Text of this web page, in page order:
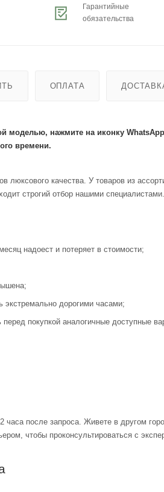
Гарантийные
обязательства
ОПЛАТА
моделью, нажмите на иконку
времени.
люксового качества. У товаров из
строгий отбор нашими специалистами.
надоест и потеряет в стоимости;
экстремально дорогими часами;
покупкой аналогичные доступные
часа после запроса. Живете в другом
чтобы проконсультироваться с